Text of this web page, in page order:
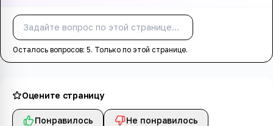
Осталось вопросов: 5. Только по этой странице.
Оцените страницу
Понравилось Не понравилось